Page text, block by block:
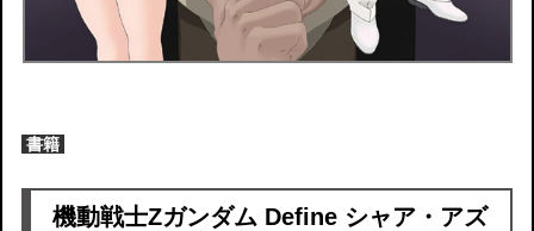
書籍
機動戦士Zガンダム Define シャア・アズ